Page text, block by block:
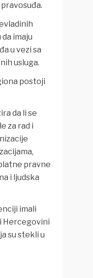
imaju
u vezi sa
usluga.
postoji
da li se
za rad i
pravne
i ljudska
imali
Hercegovini
su stekli u